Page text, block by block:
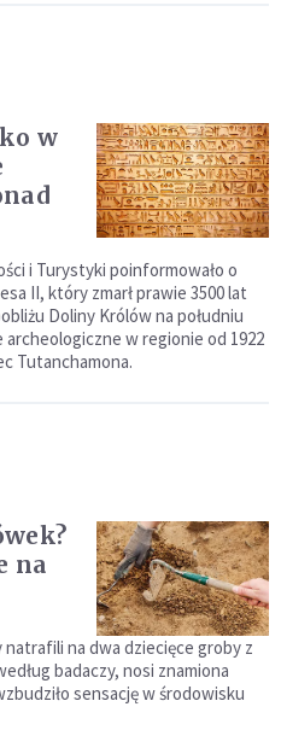
w
i Turystyki poinformowało o
II, który zmarł prawie 3500 lat
Doliny Królów na południu
w regionie od 1922
Tutanchamona.
na
natrafili na dwa dziecięce groby z
badaczy, nosi znamiona
sensację w środowisku